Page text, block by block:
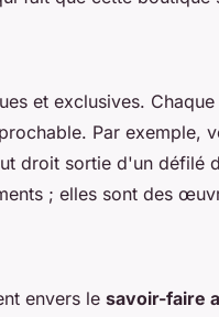
et exclusives.
Par exemple,
droit sortie d'un défilé
; elles sont des
envers le savoir-faire